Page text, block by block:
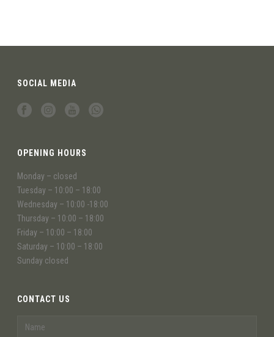
SOCIAL MEDIA
OPENING HOURS
Monday – closed
Tuesday – 10:00 – 18:00
Wednesday – 10:00 -18:00
Thursday – 10:00 – 18:00
Friday – 10:00 – 18:00
Saturday – 10:00 – 18:00
Sunday closed
CONTACT US